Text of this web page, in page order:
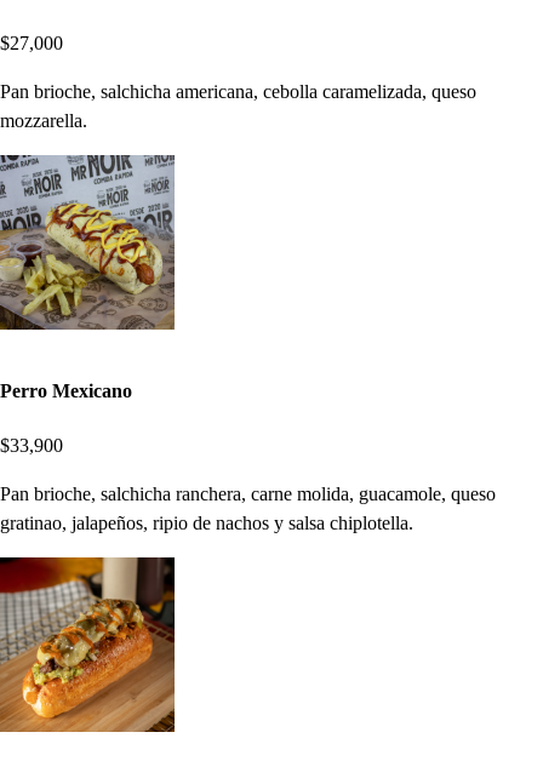
$27,000
Pan brioche, salchicha americana, cebolla caramelizada, queso
mozzarella.
Perro Mexicano
$33,900
Pan brioche, salchicha ranchera, carne molida, guacamole, queso
gratinao, jalapeños, ripio de nachos y salsa chiplotella.